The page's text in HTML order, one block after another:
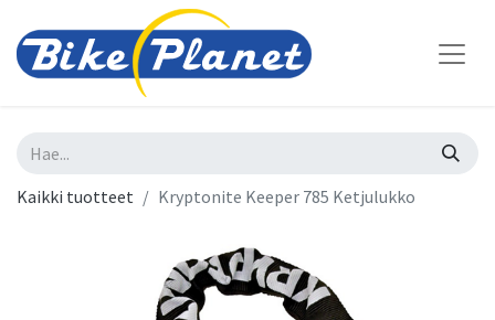
Kaikki tuotteet Kryptonite Keeper 785 Ketjulukko